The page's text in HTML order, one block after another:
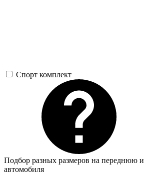
Спорт комплект
Подбор разных размеров на переднюю
автомобиля